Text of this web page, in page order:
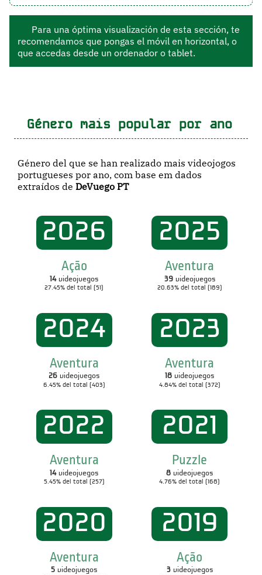
Para una óptima visualización de esta sección, te
recomendamos que pongas el móvil en horizontal, o
que accedas desde un ordenador o tablet.
Género mais popular por ano
Género del que se han realizado mais videojogos
portugueses por ano, com base em dados
extraídos deDeVuego PT
2026
Ação
14videojuegos
27.45% del total (51)
2025
Aventura
39videojuegos
20.63% del total (189)
2024
Aventura
26 videojuegos
6.45% del total (403)
2023
Aventura
18 videojuegos
4.84% del total (372)
2022
Aventura
14videojuegos
5.45% del total (257)
2021
Puzzle
8 videojuegos
4.76% del total (168)
2020
Aventura
5 videojuegos
2019
Ação
3videojuegos